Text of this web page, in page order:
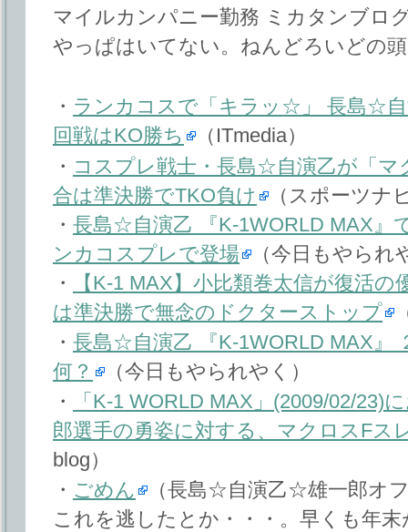
マイルカンパニー勤務 ミカタンブロ
やっぱはいてない。ねんどろいどの
・ ランカコスで「キラッ☆」 長島☆自
回戦はKO勝ち
（ITmedia）
・ コスプレ戦士・長島☆自演乙が「マ
合は準決勝でTKO負け
（スポーツナ
・ 長島☆自演乙 『K-1WORLD MAX』
ンカコスプレで登場
（今日もやられ
・
【K-1 MAX】小比類巻太信が復活
は準決勝で無念のドクターストップ
・ 長島☆自演乙 『K-1WORLD MAX』
何？
（今日もやられやく）
・
「K-1 WORLD MAX」(2009/02/
郎選手の勇姿に対する、マクロスFス
blog）
・ ごめん
（長島☆自演乙☆雄一郎オ
これを逃したとか・・・。早くも年